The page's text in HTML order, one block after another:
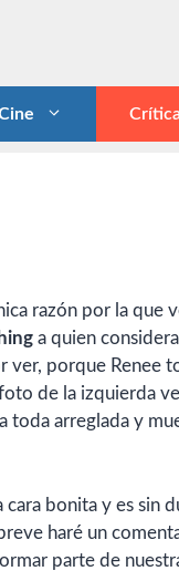
razón por la que
a quien
ver, porque Renee
de la izquierda
toda arreglada y
bonita y es sin
haré un
parte de